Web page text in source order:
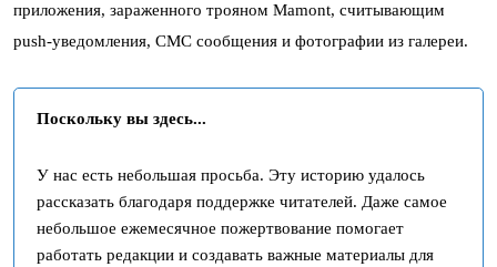
приложения, зараженного трояном Mamont, считывающим
push-уведомления, СМС сообщения и фотографии из галереи.
Поскольку вы здесь...
У нас есть небольшая просьба. Эту историю удалось
рассказать благодаря поддержке читателей. Даже самое
небольшое ежемесячное пожертвование помогает
работать редакции и создавать важные материалы для